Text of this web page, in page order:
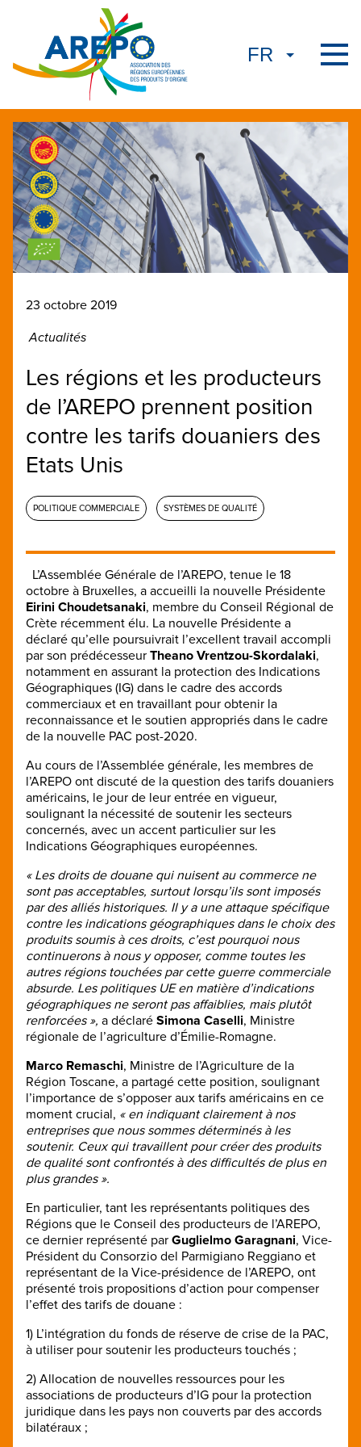
23 octobre 2019
Actualités
Les régions et les producteurs
de l’AREPO prennent position
contre les tarifs douaniers des
Etats Unis
POLITIQUE COMMERCIALE SYSTÈMES DE QUALITÉ
L’Assemblée Générale de l’AREPO, tenue le 18
octobre à Bruxelles, a accueilli la nouvelle Présidente
Eirini Choudetsanaki, membre du Conseil Régional de
Crète récemment élu. La nouvelle Présidente a
déclaré qu’elle poursuivrait l’excellent travail accompli
par son prédécesseur Theano Vrentzou-Skordalaki,
notamment en assurant la protection des Indications
Géographiques (IG) dans le cadre des accords
commerciaux et en travaillant pour obtenir la
reconnaissance et le soutien appropriés dans le cadre
de la nouvelle PAC post-2020.
Au cours de l’Assemblée générale, les membres de
l’AREPO ont discuté de la question des tarifs douaniers
américains, le jour de leur entrée en vigueur,
soulignant la nécessité de soutenir les secteurs
concernés, avec un accent particulier sur les
Indications Géographiques européennes.
« Les droits de douane qui nuisent au commerce ne
sont pas acceptables, surtout lorsqu’ils sont imposés
par des alliés historiques. Il y a une attaque spécifique
contre les indications géographiques dans le choix des
produits soumis à ces droits, c’est pourquoi nous
continuerons à nous y opposer, comme toutes les
autres régions touchées par cette guerre commerciale
absurde. Les politiques UE en matière d’indications
géographiques ne seront pas affaiblies, mais plutôt
renforcées », a déclaré Simona Caselli, Ministre
régionale de l’agriculture d’Émilie-Romagne.
Marco Remaschi, Ministre de l’Agriculture de la
Région Toscane, a partagé cette position, soulignant
l’importance de s’opposer aux tarifs américains en ce
moment crucial, « en indiquant clairement à nos
entreprises que nous sommes déterminés à les
soutenir. Ceux qui travaillent pour créer des produits
de qualité sont confrontés à des difficultés de plus en
plus grandes ».
En particulier, tant les représentants politiques des
Régions que le Conseil des producteurs de l’AREPO,
ce dernier représenté par Guglielmo Garagnani, Vice-
Président du Consorzio del Parmigiano Reggiano et
représentant de la Vice-présidence de l’AREPO, ont
présenté trois propositions d’action pour compenser
l’effet des tarifs de douane :
1) L’intégration du fonds de réserve de crise de la PAC,
à utiliser pour soutenir les producteurs touchés ;
2) Allocation de nouvelles ressources pour les
associations de producteurs d’IG pour la protection
juridique dans les pays non couverts par des accords
bilatéraux ;